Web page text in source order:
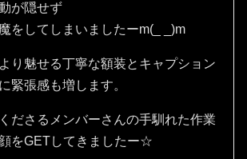
が隠せず
をしてしまいましたーm(_ _)m
り魅せる丁寧な額装とキャプション
緊張感も増します。
ださるメンバーさんの手馴れた作業
をGETしてきましたー☆